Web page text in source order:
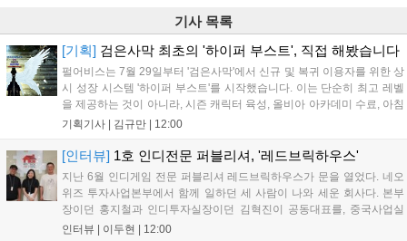
기사 목록
[기획] 검은사막 최초의 '하이퍼 부스트', 직접 해봤습니다
펄어비스는 7월 29일부터 '검은사막'에서 신규 및 복귀 이용자를 위한 상
시 성장 시스템 '하이퍼 부스트'를 시작했습니다. 이는 단순히 최고 레벨
을 제공하는 것이 아니라, 시즌 캐릭터 육성, 올비아 아카데미 수료, 아침
의 나라 설화 진행 등 4단계 과정을 통해 게임에 적응하며 공방합 750을
장비와 검은별 무기, 카라자드 장신구 등을 획득해 주요 콘텐츠에 진입
할 수 있습니다....
기획기사 | 김규만 12:00
[인터뷰] 1호 인디전문 퍼블리셔, '레드브릭하우스'
지난 6월 인디게임 전문 퍼블리셔 레드브릭하우스가 문을 열었다. 네오
위즈 투자사업본부에서 함께 일하던 세 사람이 나와 세운 회사다. 본부
장이던 홍지철과 인디투자실장이던 김혁진이 공동대표를, 중국사업실
장이던 이민정이 이사를 맡았다. 출범 한 달여 만에 위메이드맥스의 전
인터뷰 | 이두현 12:00